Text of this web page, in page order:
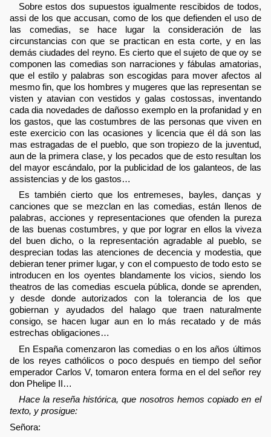
Sobre estos dos supuestos igualmente rescibidos de todos,
assi de los que accusan, como de los que defienden el uso de
las comedias, se hace lugar la consideración de las
circunstancias con que se practican en esta corte, y en las
demás ciudades del reyno. Es cierto que el sujeto de que oy se
componen las comedias son narraciones y fábulas amatorias,
que el estilo y palabras son escogidas para mover afectos al
mesmo fin, que los hombres y mugeres que las representan se
visten y atavian con vestidos y galas costossas, inventando
cada dia novedades de dañosso exemplo en la profanidad y en
los gastos, que las costumbres de las personas que viven en
este exercicio con las ocasiones y licencia que él dá son las
mas estragadas de el pueblo, que son tropiezo de la juventud,
aun de la primera clase, y los pecados que de esto resultan los
del mayor escándalo, por la publicidad de los galanteos, de las
assistencias y de los gastos…
Es también cierto que los entremeses, bayles, danças y
canciones que se mezclan en las comedias, están llenos de
palabras, acciones y representaciones que ofenden la pureza
de las buenas costumbres, y que por lograr en ellos la viveza
del buen dicho, o la representación agradable al pueblo, se
desprecian todas las atenciones de decencia y modestia, que
debieran tener primer lugar, y con el compuesto de todo esto se
introducen en los oyentes blandamente los vicios, siendo los
theatros de las comedias escuela pública, donde se aprenden,
y desde donde autorizados con la tolerancia de los que
gobiernan y ayudados del halago que traen naturalmente
consigo, se hacen lugar aun en lo más recatado y de más
estrechas obligaciones…
En España comenzaron las comedias o en los años últimos
de los reyes cathólicos o poco después en tiempo del señor
emperador Carlos V, tomaron entera forma en el del señor rey
don Phelipe II…
Hace la reseña histórica, que nosotros hemos copiado en el
texto, y prosigue:
Señora: